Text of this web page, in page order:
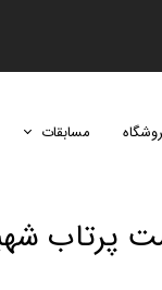
مسابقات
پرتاب شهباز